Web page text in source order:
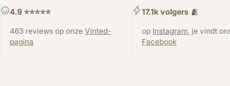
4.9 ⭐️⭐️⭐️⭐️⭐️
463 reviews op onze Vinted-
pagina
17.1k volgers 🫂
op Instagram, je vindt
Facebook